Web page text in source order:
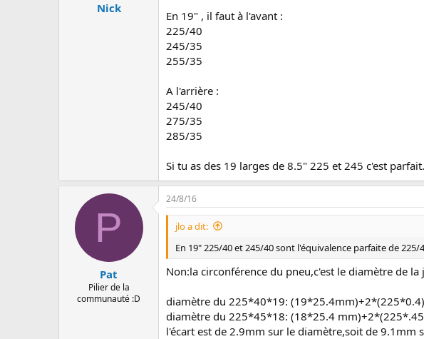
Nick
En 19" , il faut à l'avant :
225/40
245/35
255/35
A l'arrière :
245/40
275/35
285/35
Si tu as des 19 larges de 8.5" 225 et 245 c'est parfait.
P
Pat
Pilier de la
communauté :D
24/8/16
jlo a dit:
En 19" 225/40 et 245/40 sont l'équivalence parfaite de 225/
Non:la circonférence du pneu,c'est le diamètre de
diamètre du 225*40*19:
diamètre du 225*45*18: (18*25.4
l'écart est de 2.9mm sur le diamètre,soit de 9.1mm